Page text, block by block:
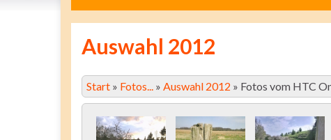
Auswahl 2012
Start » Fotos... » Auswahl 2012 » Fotos vom HTC